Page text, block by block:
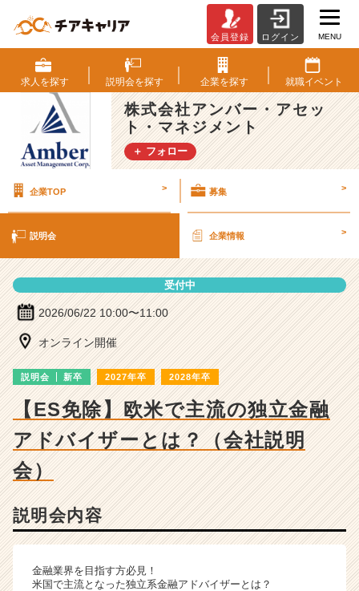
式
会
社
ア
ン
バ
ー・
ッ
ネ
ジ
メ
ン
明
詳
|
ー・
成
長
企
会員登録 ログイン MENU
求人を探す 説明会を探す 企業を探す 就職イベント
株式会社アンバー・アセッ
ト・マネジメント
＋ フォロー
企業TOP > 募集 >
説明会 企業情報 >
受付中
2026/06/22 10:00〜11:00
オンライン開催
説明会 新卒 2027年卒 2028年卒
【ES免除】欧米で主流の独立金融
アドバイザーとは？（会社説明
会）
説明会内容
金融業界を目指す方必見！
米国で主流となった独立系金融アドバイザーとは？